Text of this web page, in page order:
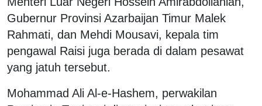
Gubernur Provinsi Azarbaijan Timur Malek
Rahmati, dan Mehdi Mousavi, kepala tim
pengawal Raisi juga berada di dalam pesawat
yang jatuh tersebut.
Mohammad Ali Al-e-Hashem, perwakilan